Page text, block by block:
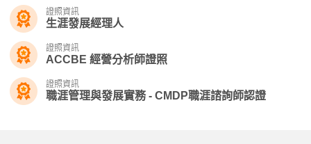
證照資訊
生涯發展經理人
證照資訊
ACCBE 經營分析師證照
證照資訊
職涯管理與發展實務 - CMDP職涯諮詢師認證